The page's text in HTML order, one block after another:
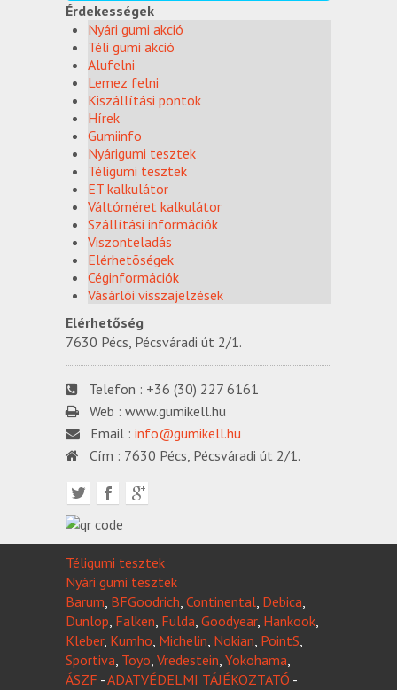
Érdekességek
Nyári gumi akció
Téli gumi akció
Alufelni
Lemez felni
Kiszállítási pontok
Hírek
Gumiinfo
Nyárigumi tesztek
Téligumi tesztek
ET kalkulátor
Váltóméret kalkulátor
Szállítási információk
Viszonteladás
Elérhetõségek
Céginformációk
Vásárlói visszajelzések
Elérhetőség
7630 Pécs, Pécsváradi út 2/1.
Telefon : +36 (30) 227 6161
Web : www.gumikell.hu
Email : info@gumikell.hu
Cím : 7630 Pécs, Pécsváradi út 2/1.
Téligumi tesztek
Nyári gumi tesztek
Barum BFGoodrich Continental Debica
Dunlop Falken Fulda Goodyear, Hankook
Kleber, Kumho Michelin Nokian PointS
Sportiva Toyo Vredestein Yokohama
ÁSZF -ADATVÉDELMI TÁJÉKOZTATÓ -